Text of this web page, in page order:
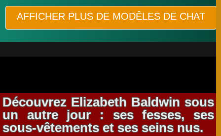
AFFICHER PLUS DE MODÊLES DE CHAT
Découvrez Elizabeth Baldwin sous
un autre jour : ses fesses, ses
sous-vêtements et ses seins nus.